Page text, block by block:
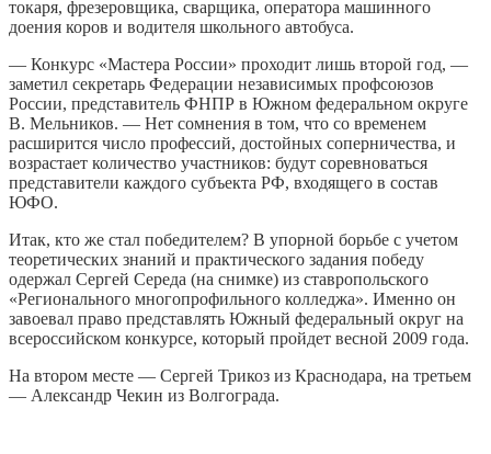
токаря, фрезеровщика, сварщика, оператора машинного
доения коров и водителя школьного автобуса.
— Конкурс «Мастера России» проходит лишь второй год, —
заметил секретарь Федерации независимых профсоюзов
России, представитель ФНПР в Южном федеральном округе
В. Мельников. — Нет сомнения в том, что со временем
расширится число профессий, достойных соперничества, и
возрастает количество участников: будут соревноваться
представители каждого субъекта РФ, входящего в состав
ЮФО.
Итак, кто же стал победителем? В упорной борьбе с учетом
теоретических знаний и практического задания победу
одержал Сергей Середа (на снимке) из ставропольского
«Регионального многопрофильного колледжа». Именно он
завоевал право представлять Южный федеральный округ на
всероссийском конкурсе, который пройдет весной 2009 года.
На втором месте — Сергей Трикоз из Краснодара, на третьем
— Александр Чекин из Волгограда.